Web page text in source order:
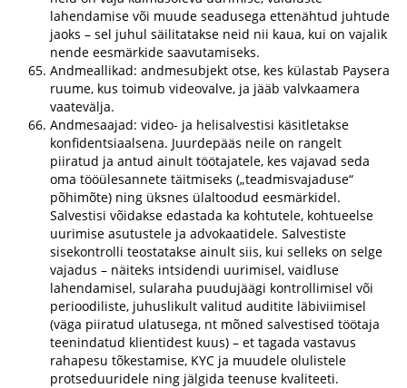
lahendamise või muude seadusega ettenähtud juhtude
jaoks – sel juhul säilitatakse neid nii kaua, kui on vajalik
nende eesmärkide saavutamiseks.
Andmeallikad: andmesubjekt otse, kes külastab Paysera
ruume, kus toimub videovalve, ja jääb valvkaamera
vaatevälja.
Andmesaajad: video- ja helisalvestisi käsitletakse
konfidentsiaalsena. Juurdepääs neile on rangelt
piiratud ja antud ainult töötajatele, kes vajavad seda
oma tööülesannete täitmiseks („teadmisvajaduse“
põhimõte) ning üksnes ülaltoodud eesmärkidel.
Salvestisi võidakse edastada ka kohtutele, kohtueelse
uurimise asutustele ja advokaatidele. Salvestiste
sisekontrolli teostatakse ainult siis, kui selleks on selge
vajadus – näiteks intsidendi uurimisel, vaidluse
lahendamisel, sularaha puudujäägi kontrollimisel või
perioodiliste, juhuslikult valitud auditite läbiviimisel
(väga piiratud ulatusega, nt mõned salvestised töötaja
teenindatud klientidest kuus) – et tagada vastavus
rahapesu tõkestamise, KYC ja muudele olulistele
protseduuridele ning jälgida teenuse kvaliteeti.